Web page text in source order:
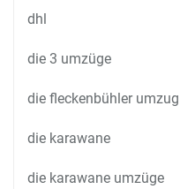
dhl
die 3 umzüge
die fleckenbühler umzug
die karawane
die karawane umzüge